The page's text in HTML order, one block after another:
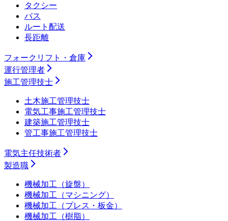
タクシー
バス
ルート配送
長距離
フォークリフト・倉庫
運行管理者
施工管理技士
土木施工管理技士
電気工事施工管理技士
建築施工管理技士
管工事施工管理技士
電気主任技術者
製造職
機械加工（旋盤）
機械加工（マシニング）
機械加工（プレス・板金）
機械加工（樹脂）